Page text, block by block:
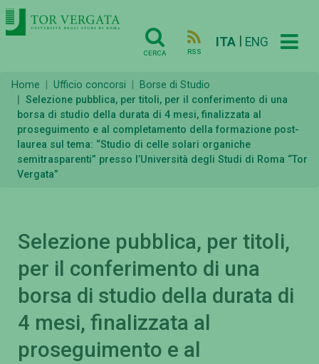
CERCA RSS
ITA ENG
Home Ufficio concorsi
Borse di Studio
Selezione pubblica, per titoli, per il conferimento di una
borsa di studio della durata di 4 mesi, finalizzata al
proseguimento e al completamento della formazione post-
laurea sul tema: “Studio di celle solari organiche
semitrasparenti” presso l’Università degli Studi di Roma “Tor
Vergata”
Selezione pubblica, per titoli,
per il conferimento di una
borsa di studio della durata di
4 mesi, finalizzata al
proseguimento e al